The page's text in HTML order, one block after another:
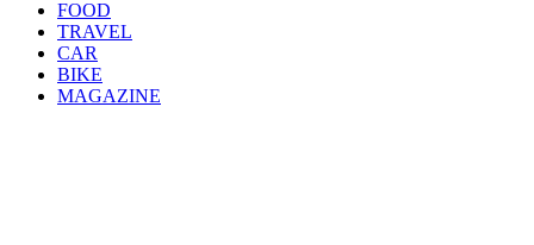
FOOD
TRAVEL
CAR
BIKE
MAGAZINE